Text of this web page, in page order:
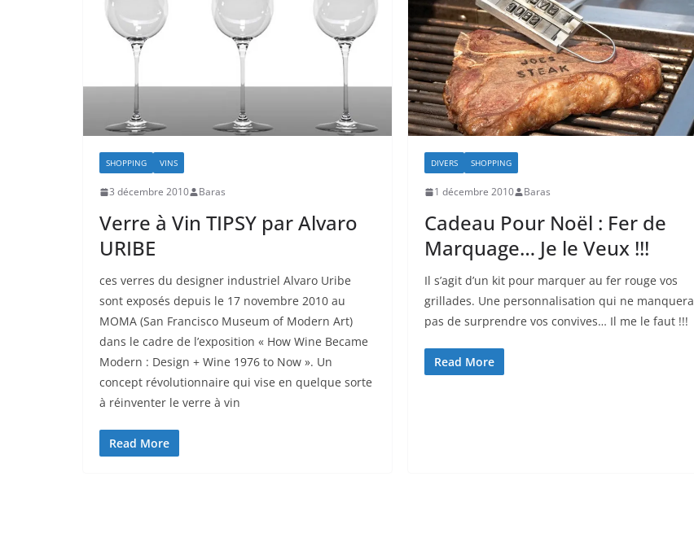
SHOPPING VINS
3 décembre 2010 Baras
Verre à Vin TIPSY par Alvaro
URIBE
ces verres du designer industriel Alvaro Uribe
sont exposés depuis le 17 novembre 2010 au
MOMA (San Francisco Museum of Modern Art)
dans le cadre de l’exposition « How Wine Became
Modern : Design + Wine 1976 to Now ». Un
concept révolutionnaire qui vise en quelque sorte
à réinventer le verre à vin
Read More
DIVERS SHOPPING
1 décembre 2010 Baras
Cadeau Pour Noël : Fer de
Marquage… Je le Veux !!!
Il s’agit d’un kit pour marquer au fer rouge vos
grillades. Une personnalisation qui ne manquera
pas de surprendre vos convives… Il me le faut !!!
Read More